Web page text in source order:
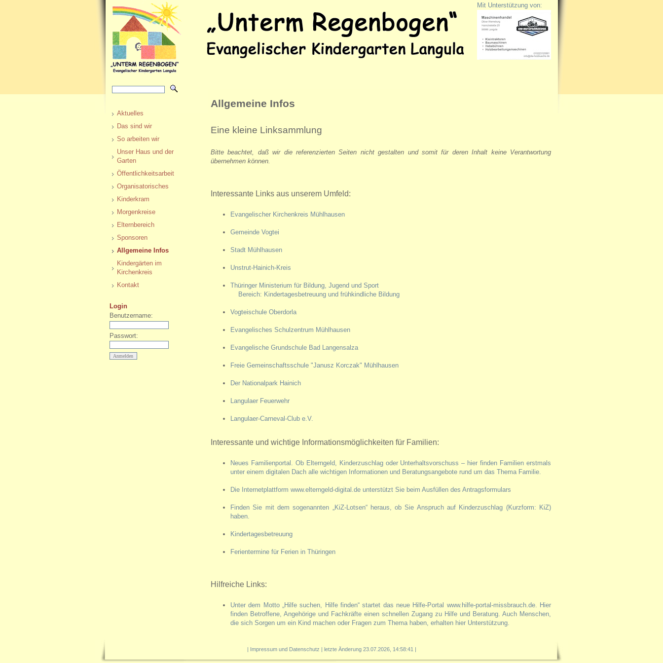
Mit Unterstützung von:
Aktuelles
Das sind wir
So arbeiten wir
Unser Haus und der
Garten
Öffentlichkeitsarbeit
Organisatorisches
Kinderkram
Morgenkreise
Elternbereich
Sponsoren
Allgemeine Infos
Kindergärten im
Kirchenkreis
Kontakt
Login
Benutzername:
Passwort:
Allgemeine Infos
Eine kleine Linksammlung
Bitte beachtet, daß wir die referenzierten Seiten nicht gestalten und somit für deren Inhalt keine Verantwortung
übernehmen können.
Interessante Links aus unserem Umfeld:
Evangelischer Kirchenkreis Mühlhausen
Gemeinde Vogtei
Stadt Mühlhausen
Unstrut-Hainich-Kreis
Thüringer Ministerium für Bildung, Jugend und Sport
Bereich: Kindertagesbetreuung und frühkindliche Bildung
Vogteischule Oberdorla
Evangelisches Schulzentrum Mühlhausen
Evangelische Grundschule Bad Langensalza
Freie Gemeinschaftsschule "Janusz Korczak" Mühlhausen
Der Nationalpark Hainich
Langulaer Feuerwehr
Langulaer-Carneval-Club e.V.
Interessante und wichtige Informationsmöglichkeiten für Familien:
Neues Familienportal. Ob Elterngeld, Kinderzuschlag oder Unterhaltsvorschuss – hier finden Familien erstmals
unter einem digitalen Dach alle wichtigen Informationen und Beratungsangebote rund um das Thema Familie.
Die Internetplattform www.elterngeld-digital.de unterstützt Sie beim Ausfüllen des Antragsformulars
Finden Sie mit dem sogenannten „KiZ-Lotsen“ heraus, ob Sie Anspruch auf Kinderzuschlag (Kurzform: KiZ)
haben.
Kindertagesbetreuung
Ferientermine für Ferien in Thüringen
Hilfreiche Links:
Unter dem Motto „Hilfe suchen, Hilfe finden“ startet das neue Hilfe-Portal www.hilfe-portal-missbrauch.de. Hier
finden Betroffene, Angehörige und Fachkräfte einen schnellen Zugang zu Hilfe und Beratung. Auch Menschen,
die sich Sorgen um ein Kind machen oder Fragen zum Thema haben, erhalten hier Unterstützung.
| Impressum und Datenschutz | letzte Änderung 23.07.2026, 14:58:41 |